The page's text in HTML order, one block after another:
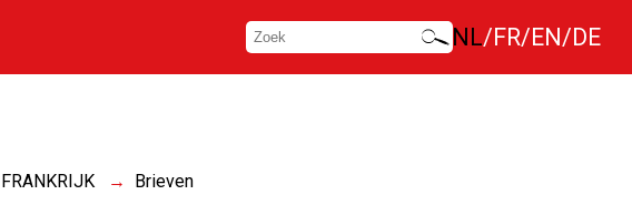
NL FR EN DE
FRANKRIJK Brieven